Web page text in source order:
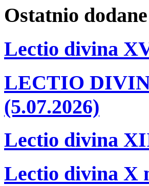
Ostatnio dodane
Lectio divina
LECTIO
(5.07.2026)
Lectio divina
Lectio divina X